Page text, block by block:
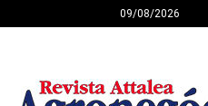
09/08/2026